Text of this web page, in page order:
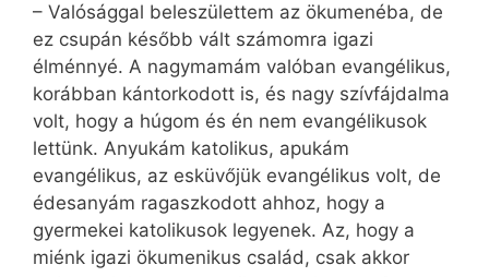
– Valósággal beleszülettem az ökumenéba, de
ez csupán később vált számomra igazi
élménnyé. A nagymamám valóban evangélikus,
korábban kántorkodott is, és nagy szívfájdalma
volt, hogy a húgom és én nem evangélikusok
lettünk. Anyukám katolikus, apukám
evangélikus, az esküvőjük evangélikus volt, de
édesanyám ragaszkodott ahhoz, hogy a
gyermekei katolikusok legyenek. Az, hogy a
miénk igazi ökumenikus család, csak akkor